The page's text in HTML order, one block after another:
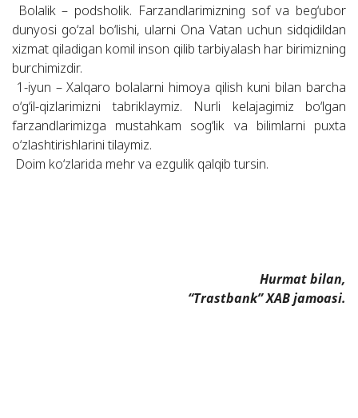
Bolalik – podsholik. Farzandlarimizning sof va beg‘ubor
dunyosi go‘zal bo‘lishi, ularni Ona Vatan uchun sidqidildan
xizmat qiladigan komil inson qilib tarbiyalash har birimizning
burchimizdir.
1-iyun – Xalqaro bolalarni himoya qilish kuni bilan barcha
o‘g‘il-qizlarimizni tabriklaymiz. Nurli kelajagimiz bo‘lgan
farzandlarimizga mustahkam sog‘lik va bilimlarni puxta
o‘zlashtirishlarini tilaymiz.
Doim ko‘zlarida mehr va ezgulik qalqib tursin.
Hurmat bilan,
“Trastbank” XAB jamoasi.